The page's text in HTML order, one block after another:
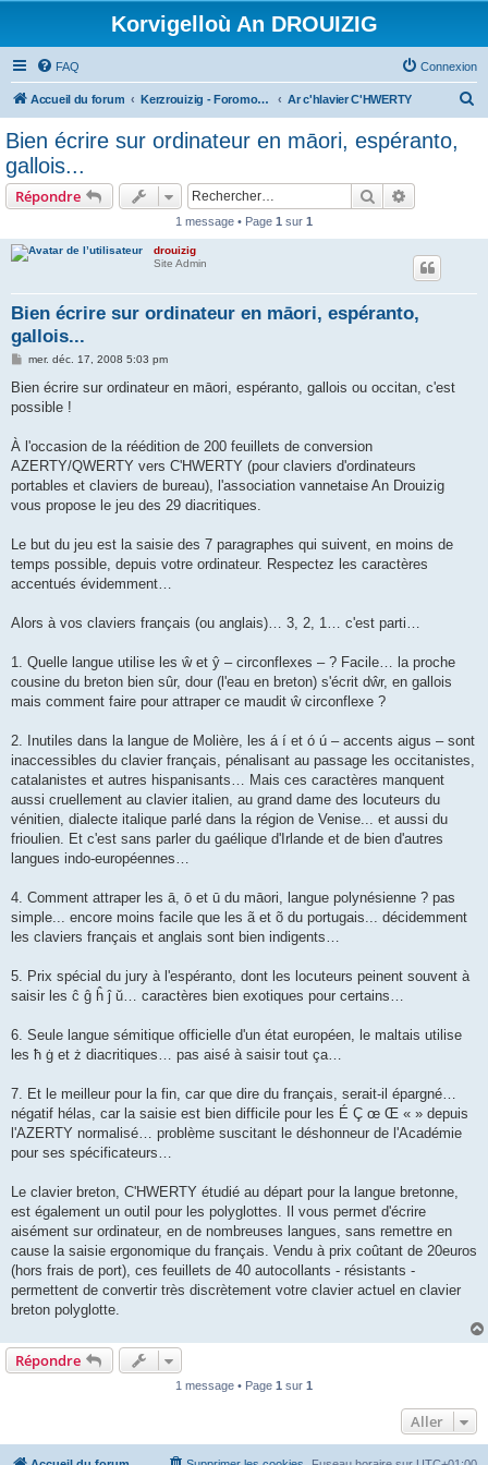
Korvigelloù An DROUIZIG
FAQ Connexion
Accueil du forum Kerzrouizig - Foromoù An Drouizig Ar c'hlavier C'HWERTY
Bien écrire sur ordinateur en māori, espéranto,
gallois...
Répondre Rechercher
1 message • Page 1 sur 1
drouizig
Site Admin
Bien écrire sur ordinateur en māori, espéranto,
gallois...
M
s
a
mer. déc. 17, 2008 5:03 pm
Bien écrire sur ordinateur en māori, espéranto, gallois ou occitan, c'est
possible !
À l'occasion de la réédition de 200 feuillets de conversion
AZERTY/QWERTY vers C'HWERTY (pour claviers d'ordinateurs
portables et claviers de bureau), l'association vannetaise An Drouizig
vous propose le jeu des 29 diacritiques.
Le but du jeu est la saisie des 7 paragraphes qui suivent, en moins de
temps possible, depuis votre ordinateur. Respectez les caractères
accentués évidemment…
Alors à vos claviers français (ou anglais)… 3, 2, 1… c'est parti…
1. Quelle langue utilise les ŵ et ŷ – circonflexes – ? Facile… la proche
cousine du breton bien sûr, dour (l'eau en breton) s'écrit dŵr, en gallois
mais comment faire pour attraper ce maudit ŵ circonflexe ?
2. Inutiles dans la langue de Molière, les á í et ó ú – accents aigus – sont
inaccessibles du clavier français, pénalisant au passage les occitanistes,
catalanistes et autres hispanisants… Mais ces caractères manquent
aussi cruellement au clavier italien, au grand dame des locuteurs du
vénitien, dialecte italique parlé dans la région de Venise... et aussi du
frioulien. Et c'est sans parler du gaélique d'Irlande et de bien d'autres
langues indo-européennes…
4. Comment attraper les ā, ō et ū du māori, langue polynésienne ? pas
simple... encore moins facile que les ã et õ du portugais... décidemment
les claviers français et anglais sont bien indigents…
5. Prix spécial du jury à l'espéranto, dont les locuteurs peinent souvent à
saisir les ĉ ĝ ĥ ĵ ŭ… caractères bien exotiques pour certains…
6. Seule langue sémitique officielle d'un état européen, le maltais utilise
les ħ ġ et ż diacritiques… pas aisé à saisir tout ça…
7. Et le meilleur pour la fin, car que dire du français, serait-il épargné…
négatif hélas, car la saisie est bien difficile pour les É Ç œ Œ « » depuis
l'AZERTY normalisé… problème suscitant le déshonneur de l'Académie
pour ses spécificateurs…
Le clavier breton, C'HWERTY étudié au départ pour la langue bretonne,
est également un outil pour les polyglottes. Il vous permet d'écrire
aisément sur ordinateur, en de nombreuses langues, sans remettre en
cause la saisie ergonomique du français. Vendu à prix coûtant de 20euros
(hors frais de port), ces feuillets de 40 autocollants - résistants -
permettent de convertir très discrètement votre clavier actuel en clavier
breton polyglotte.
Répondre
1 message • Page 1 sur 1
Aller